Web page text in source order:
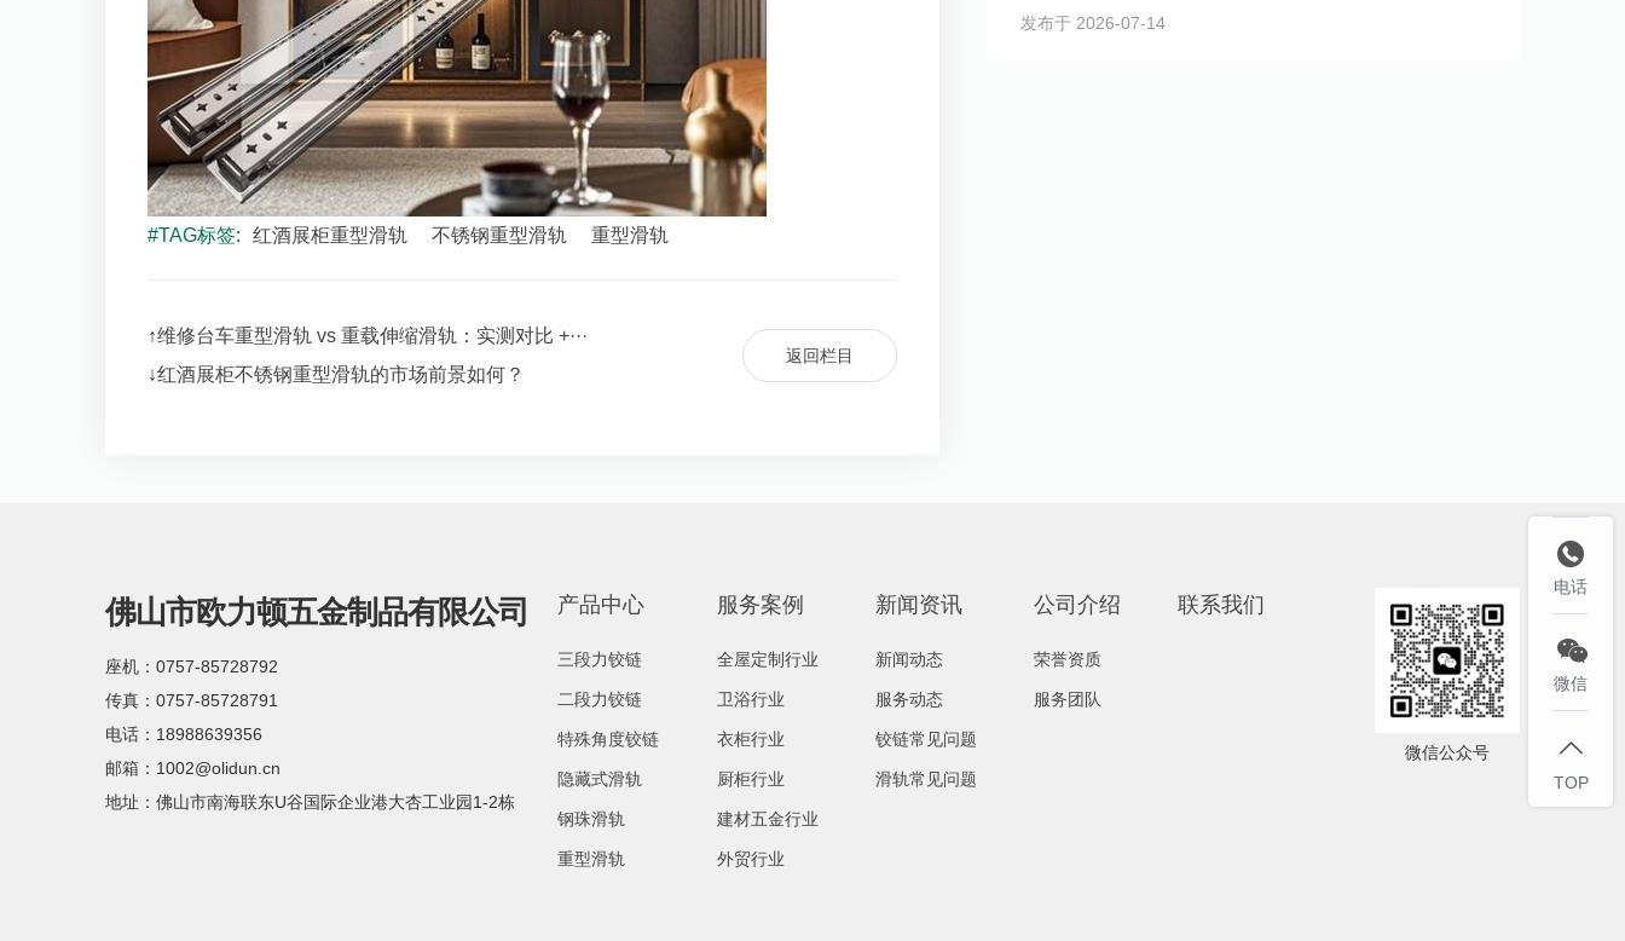
#TAG标签: 红酒展柜重型滑轨 不锈钢重型滑轨 重型滑轨
↑维修台车重型滑轨 vs 重载伸缩滑轨：实测对比 +···
↓红酒展柜不锈钢重型滑轨的市场前景如何？
返回栏目
发布于 2026-07-14
佛山市欧力顿五金制品有限公司
座机：0757-85728792
传真：0757-85728791
电话：18988639356
邮箱：1002@olidun.cn
地址：佛山市南海联东U谷国际企业港大杏工业园1-2栋
产品中心
三段力铰链
二段力铰链
特殊角度铰链
隐藏式滑轨
钢珠滑轨
重型滑轨
服务案例
全屋定制行业
卫浴行业
衣柜行业
厨柜行业
建材五金行业
外贸行业
新闻资讯
新闻动态
服务动态
铰链常见问题
滑轨常见问题
公司介绍
荣誉资质
服务团队
联系我们
微信公众号

电话

微信

TOP